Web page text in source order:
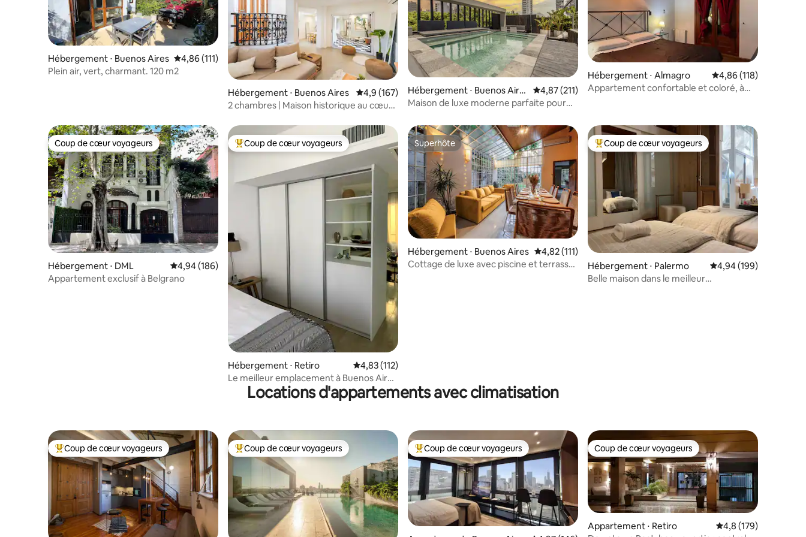
Hébergement ⋅ Buenos Aires Évaluation moyenne sur la base de 111 commentaires : 4,86 sur 5
4,86 (111)
Plein air, vert, charmant. 120 m2
Hébergement ⋅ Buenos Aires Évaluation moyenne sur la base de 167 commentaires : 4,9 sur 5
4,9 (167)
2 chambres | Maison historique au cœur
Hébergement ⋅ Buenos Aire
s
Évaluation moyenne sur la base de 211 commentaires : 4,87 sur 5
4,87 (211)
Maison de luxe moderne parfaite pour
Hébergement ⋅ Almagro Évaluation moyenne
4,86 (118)
Appartement confortable et coloré, à
Coup de cœur voyageurs
Coup de cœur voyageurs
Hébergement ⋅ DML Évaluation moyenne sur la base de 186 commentaires : 4,94 sur 5
4,94 (186)
Appartement exclusif à Belgrano
Coups de cœur voyageurs les plus appréciés
Coup de cœur voyageurs
Hébergement ⋅ Retiro Évaluation moyenne sur la base de 112 commentaires : 4,83 sur 5
4,83 (112)
Le meilleur emplacement à Buenos Aires
- Retiro
Superhôte
Superhôte
Hébergement ⋅ Buenos Aires Évaluation moyenne sur la base de 111 commentaires : 4,82 sur 5
4,82 (111)
Cottage de luxe avec piscine et terrasse
Coups de cœur voyageurs les plus appréciés
Coup de cœur voyageurs
Hébergement ⋅ Palermo Évaluation moyenne
4,94 (199)
Belle maison dans le meilleur
Locations d'appartements avec climatisation
Coups de cœur voyageurs les plus appréciés
Coup de cœur voyageurs Coups de cœur voyageurs les plus appréciés
Coup de cœur voyageurs Coups de cœur voyageurs les plus appréciés
Coup de cœur voyageurs Coup de cœur voyageurs
Coup de cœur voyageurs
Appartement ⋅ Retiro Évaluation moyenne
4,8 (179)